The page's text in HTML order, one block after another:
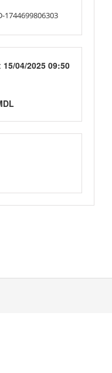
1744699806303
15/04/2025 09:50